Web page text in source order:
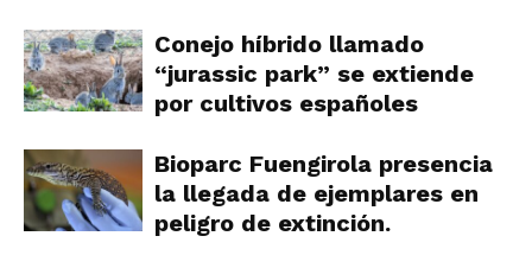
Conejo híbrido llamado
“jurassic park” se extiende
por cultivos españoles
Bioparc Fuengirola presencia
la llegada de ejemplares en
peligro de extinción.